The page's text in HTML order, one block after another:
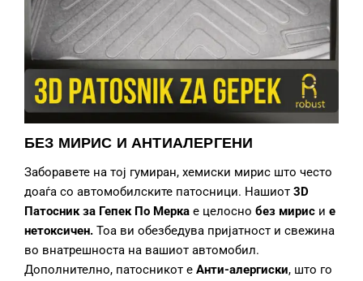
БЕЗ МИРИС И АНТИАЛЕРГЕНИ
Заборавете на тој гумиран, хемиски мирис што често
доаѓа со автомобилските патосници. Нашиот 3D
Патосник за ГепекПо Мерка е целосно без мирис и е
нетоксичен. Тоа ви обезбедува пријатност и свежина
во внатрешноста на вашиот автомобил.
Дополнително, патосникот е Анти-алергиски, што го